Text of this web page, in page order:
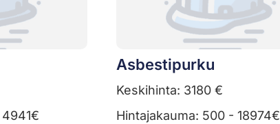
Asbestipurku
Keskihinta: 3180 €
Hintajakauma: 500 - 18974€